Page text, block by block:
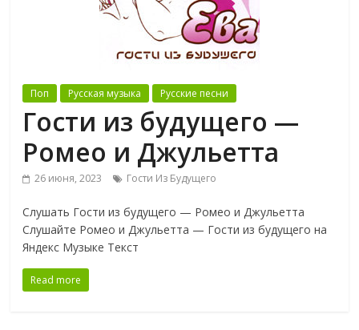
Поп Русская музыка Русские песни
Гости из будущего —
Ромео и Джульетта
26 июня, 2023 Гости Из Будущего
Слушать Гости из будущего — Ромео и Джульетта
Слушайте Ромео и Джульетта — Гости из будущего на
Яндекс Музыке Текст
Read more